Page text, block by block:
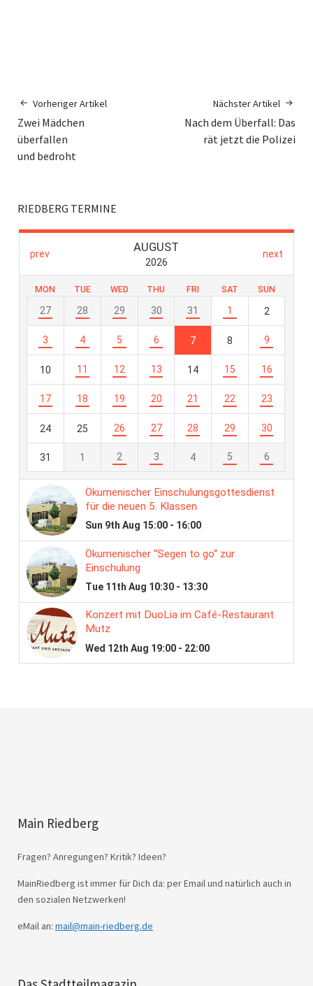
Vorheriger Artikel
Zwei Mädchen
überfallen
und bedroht
Nächster Artikel
Nach dem Überfall: Das
rät jetzt die Polizei
RIEDBERG TERMINE
Main Riedberg
Fragen? Anregungen? Kritik? Ideen?
MainRiedberg ist immer für Dich da: per Email und natürlich auch in
den sozialen Netzwerken!
eMail an: mail@main-riedberg.de